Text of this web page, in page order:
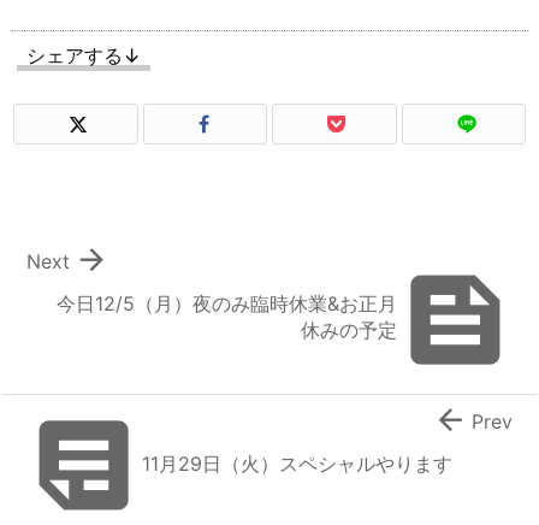
シェアする↓

今日12/5（月）夜のみ臨時休業&お正月
休みの予定

Next
11月29日（火）スペシャルやります
 Prev